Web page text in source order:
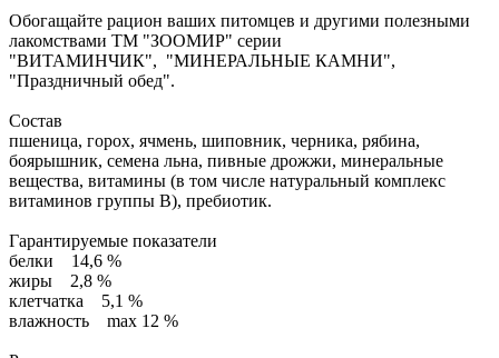
Обогащайте рацион ваших питомцев и другими полезными
лакомствами ТМ "ЗООМИР" серии
"ВИТАМИНЧИК", "МИНЕРАЛЬНЫЕ КАМНИ",
"Праздничный обед".
Состав
пшеница, горох, ячмень, шиповник, черника, рябина,
боярышник, семена льна, пивные дрожжи, минеральные
вещества, витамины (в том числе натуральный комплекс
витаминов группы В), пребиотик.
Гарантируемые показатели
белки 14,6 %
жиры 2,8 %
клетчатка 5,1 %
влажность max 12 %